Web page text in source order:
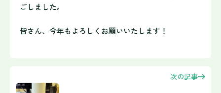
ごしました。
皆さん、今年もよろしくお願いいたします！
次の記事